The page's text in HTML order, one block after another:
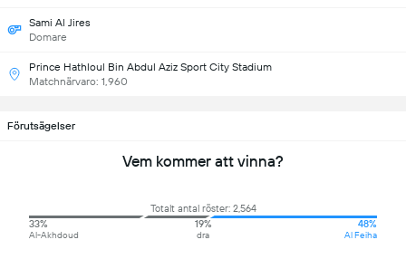
Sami Al Jires
Domare
Prince Hathloul Bin Abdul Aziz Sport City Stadium
Matchnärvaro: 1,960
Förutsägelser
Vem kommer att vinna?
Totalt antal röster: 2,564
33%
Al-Akhdoud
19%
dra
48%
Al Feiha